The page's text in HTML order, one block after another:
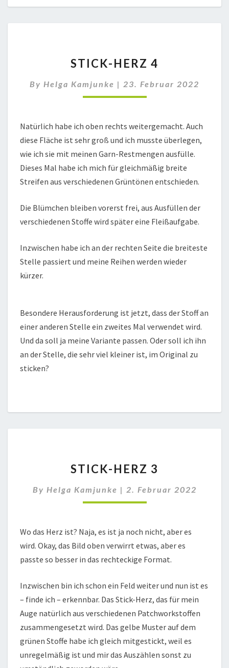
HERZ
STICK-HERZ 4
By Helga Kamjunke | 23. Februar 2022
Natürlich habe ich oben rechts weitergemacht. Auch
diese Fläche ist sehr groß und ich musste überlegen,
wie ich sie mit meinen Garn-Restmengen ausfülle.
Dieses Mal habe ich mich für gleichmäßig breite
Streifen aus verschiedenen Grüntönen entschieden.
Die Blümchen bleiben vorerst frei, aus Ausfüllen der
verschiedenen Stoffe wird später eine Fleißaufgabe.
Inzwischen habe ich an der rechten Seite die breiteste
Stelle passiert und meine Reihen werden wieder
kürzer.
Besondere Herausforderung ist jetzt, dass der Stoff an
einer anderen Stelle ein zweites Mal verwendet wird.
Und da soll ja meine Variante passen. Oder soll ich ihn
an der Stelle, die sehr viel kleiner ist, im Original zu
sticken?
HERZ
STICK-HERZ 3
By Helga Kamjunke | 2. Februar 2022
Wo das Herz ist? Naja, es ist ja noch nicht, aber es
wird. Okay, das Bild oben verwirrt etwas, aber es
passte so besser in das rechteckige Format.
Inzwischen bin ich schon ein Feld weiter und nun ist es
– finde ich – erkennbar. Das Stick-Herz, das für mein
Auge natürlich aus verschiedenen Patchworkstoffen
zusammengesetzt wird. Das gelbe Muster auf dem
grünen Stoffe habe ich gleich mitgestickt, weil es
unregelmäßig ist und mir das Auszählen sonst zu